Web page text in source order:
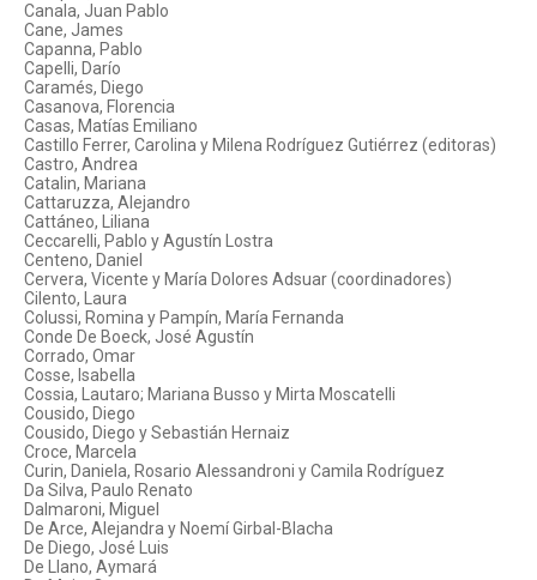
Canala, Juan Pablo
Cane, James
Capanna, Pablo
Capelli, Darío
Caramés, Diego
Casanova, Florencia
Casas, Matías Emiliano
Castillo Ferrer, Carolina y Milena Rodríguez Gutiérrez (editoras)
Castro, Andrea
Catalin, Mariana
Cattaruzza, Alejandro
Cattáneo, Liliana
Ceccarelli, Pablo y Agustín Lostra
Centeno, Daniel
Cervera, Vicente y María Dolores Adsuar (coordinadores)
Cilento, Laura
Colussi, Romina y Pampín, María Fernanda
Conde De Boeck, José Agustín
Corrado, Omar
Cosse, Isabella
Cossia, Lautaro; Mariana Busso y Mirta Moscatelli
Cousido, Diego
Cousido, Diego y Sebastián Hernaiz
Croce, Marcela
Curin, Daniela, Rosario Alessandroni y Camila Rodríguez
Da Silva, Paulo Renato
Dalmaroni, Miguel
De Arce, Alejandra y Noemí Girbal-Blacha
De Diego, José Luis
De Llano, Aymará